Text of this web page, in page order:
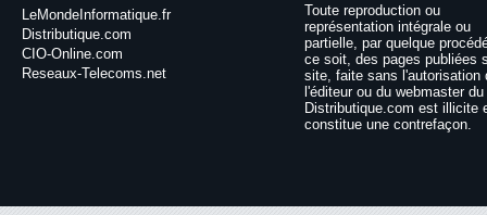
LeMondeInformatique.fr
Distributique.com
CIO-Online.com
Reseaux-Telecoms.net
Toute reproduction ou
représentation intégrale ou
partielle, par quelque
ce soit, des pages publiées
site, faite sans l'autorisation
l'éditeur ou du webmaster
Distributique.com est illicite
constitue une contrefaçon.